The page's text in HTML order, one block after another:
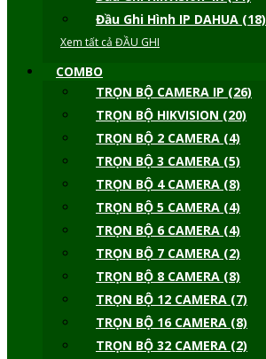
Đầu Ghi Hình IP DAHUA (18)
Xem tất cả ĐẦU GHI
COMBO
TRỌN BỘ CAMERA IP (26)
TRỌN BỘ HIKVISION (20)
TRỌN BỘ 2 CAMERA (4)
TRỌN BỘ 3 CAMERA (5)
TRỌN BỘ 4 CAMERA (8)
TRỌN BỘ 5 CAMERA (4)
TRỌN BỘ 6 CAMERA (4)
TRỌN BỘ 7 CAMERA (2)
TRỌN BỘ 8 CAMERA (8)
TRỌN BỘ 12 CAMERA (7)
TRỌN BỘ 16 CAMERA (8)
TRỌN BỘ 32 CAMERA (2)